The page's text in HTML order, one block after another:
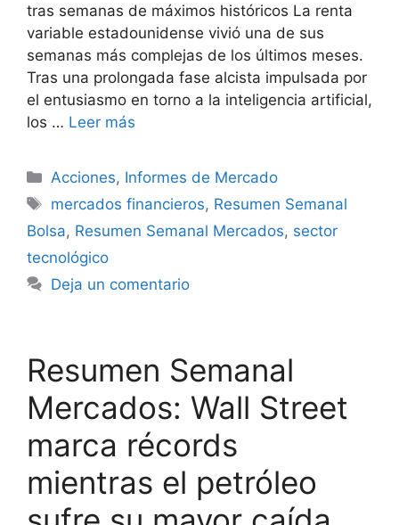
tras semanas de máximos históricos La renta
variable estadounidense vivió una de sus
semanas más complejas de los últimos meses.
Tras una prolongada fase alcista impulsada por
el entusiasmo en torno a la inteligencia artificial,
los … Leer más
Categorías
Acciones, Informes de Mercado
Etiquetas
mercados financieros, Resumen Semanal
Bolsa, Resumen Semanal Mercados, sector
tecnológico
Deja un comentario
Resumen Semanal
Mercados: Wall Street
marca récords
mientras el petróleo